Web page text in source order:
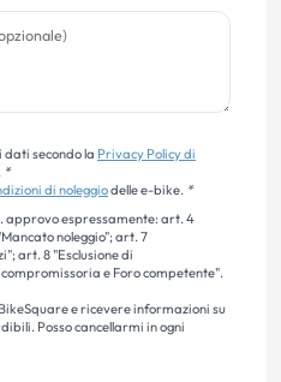
secondo la Privacy Policy di
*
di noleggiodelle e-bike. *
approvo espressamente: art. 4
noleggio"; art. 7
art. 8 "Esclusione di
e Foro competente".
e ricevere informazioni su
Posso cancellarmi in ogni